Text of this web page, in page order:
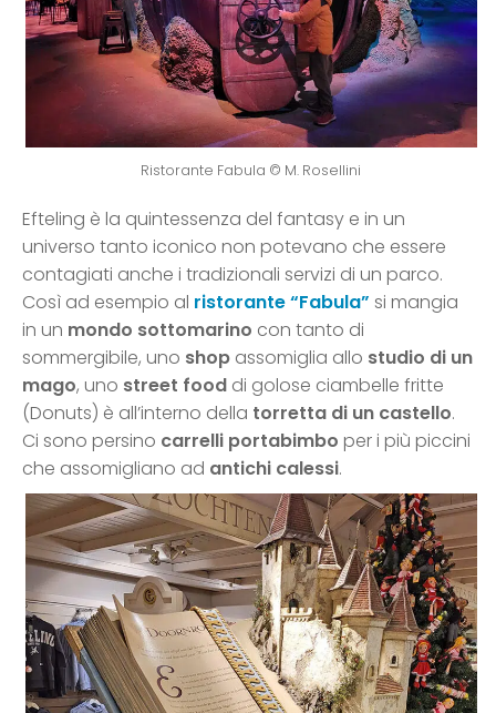
Ristorante Fabula © M. Rosellini
Efteling è la quintessenza del fantasy e in un
universo tanto iconico non potevano che essere
contagiati anche i tradizionali servizi di un parco.
Così ad esempio al ristorante “Fabula” si mangia
in un mondo sottomarino con tanto di
sommergibile, uno shop assomiglia allo studio di un
mago, uno street food di golose ciambelle fritte
(Donuts) è all’interno della torretta di un castello.
Ci sono persino carrelli portabimbo per i più piccini
che assomigliano ad antichi calessi.